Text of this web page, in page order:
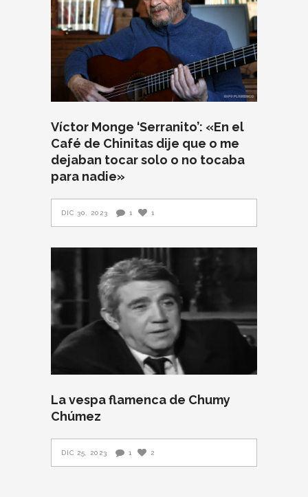
Víctor Monge ‘Serranito’: «En el
Café de Chinitas dije que o me
dejaban tocar solo o no tocaba
para nadie»
DIC 30, 2023 1 1
La vespa flamenca de Chumy
Chúmez
DIC 25, 2023 1 2